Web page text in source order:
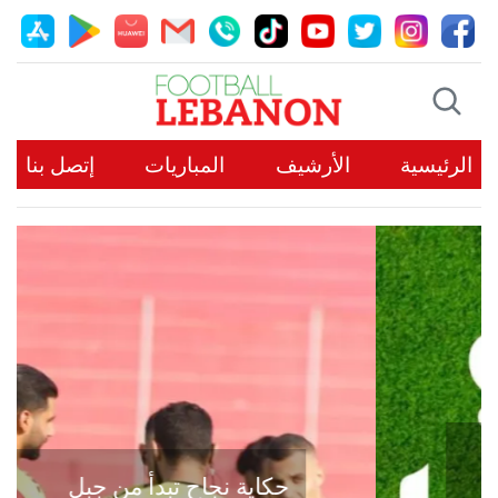
الرئيسية الأرشيف المباريات إتصل بنا
حكاية نجاح تبدأ من جبل